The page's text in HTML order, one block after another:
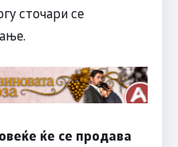
сточари се
ќе се продава